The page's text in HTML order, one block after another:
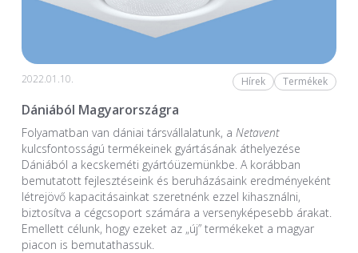
2022.01.10. Hírek Termékek
Dániából Magyarországra
Folyamatban van dániai társvállalatunk, a Netavent
kulcsfontosságú termékeinek gyártásának áthelyezése
Dániából a kecskeméti gyártóüzemünkbe. A korábban
bemutatott fejlesztéseink és beruházásaink eredményeként
létrejövő kapacitásainkat szeretnénk ezzel kihasználni,
biztosítva a cégcsoport számára a versenyképesebb árakat.
Emellett célunk, hogy ezeket az „új” termékeket a magyar
piacon is bemutathassuk.